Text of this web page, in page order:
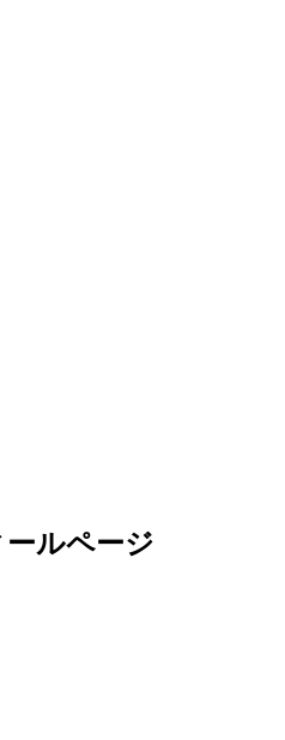
ルページ